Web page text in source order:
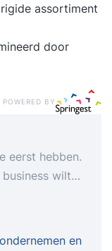
assortiment
door
POWERED BY
eerst hebben.
wilt
(her)uitvinden
of manager
en